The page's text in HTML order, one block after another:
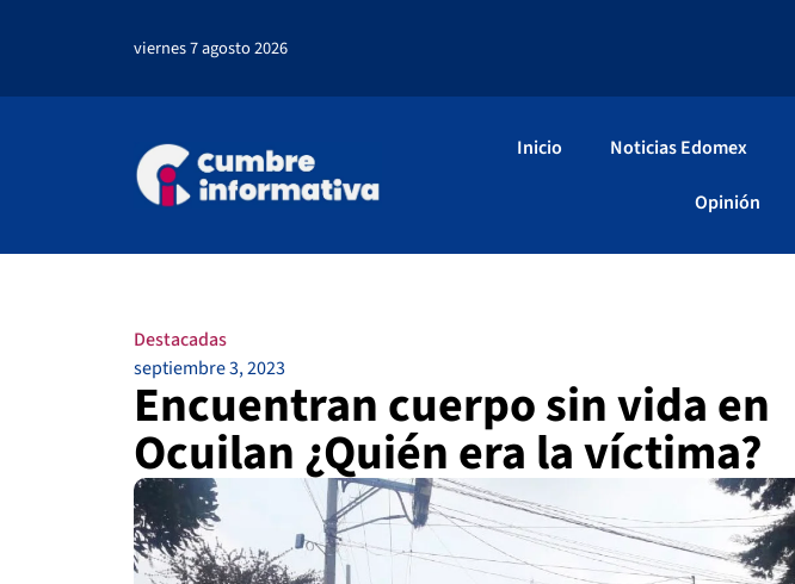
viernes 7 agosto 2026
Inicio Noticias Edomex
Opinión
Destacadas
septiembre 3, 2023
Encuentran cuerpo sin vida en
Ocuilan ¿Quién era la víctima?